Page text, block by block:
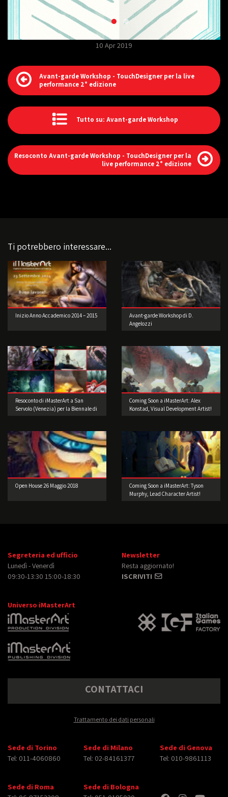
10 Apr 2019
Avant-garde Workshop - TouchDesigner per la live
performance 2° edizione
Tutto su: Avant-garde Workshop
Resoconto Avant-garde Workshop - TouchDesigner per la
live performance 2° edizione
Ti potrebbero interessare...
Inizio Anno Accademico 2014 – 2015
Avant-garde Workshop di D.
Angelozzi
Resoconto di iMasterArt a San
Servolo (Venezia) per la Biennale di
Coming Soon a iMasterArt: Alex
Konstad, Visual Development Artist!
Open House 26 Maggio 2018
Coming Soon a iMasterArt: Tyson
Murphy, Lead Character Artist!
Segreteria ed ufficio
Lunedì - Venerdì
09:30-13:30 15:00-18:30
Newsletter
Resta aggiornato!
ISCRIVITI
Universo iMasterArt
CONTATTACI
Trattamento dei dati personali
Sede di Torino
Tel: 011-4060860
Sede di Milano
Tel: 02-84161377
Sede di Genova
Tel: 010-9861113
Sede di Roma
Sede di Bologna